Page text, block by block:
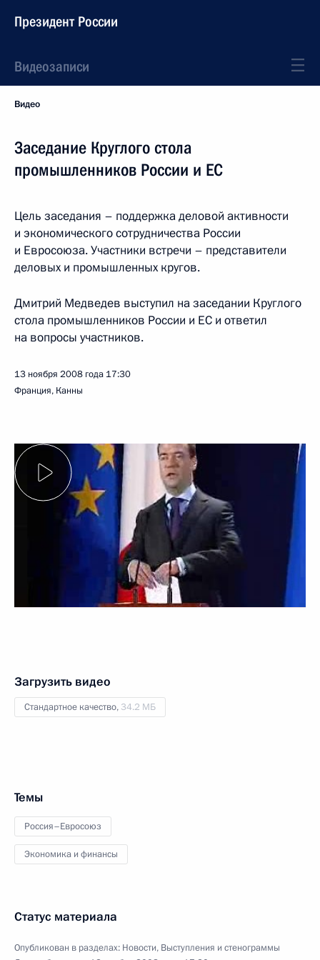
Президент России
Видеозаписи
Видео
Заседание Круглого стола
промышленников России и ЕС
Цель заседания – поддержка деловой активности
и экономического сотрудничества России
и Евросоюза. Участники встречи – представители
деловых и промышленных кругов.
Дмитрий Медведев выступил на заседании Круглого
стола промышленников России и ЕС и ответил
на вопросы участников.
13 ноября 2008 года 17:30
Франция, Канны
Загрузить видео
Стандартное качество, 34.2 МБ
Темы
Россия–Евросоюз
Экономика и финансы
Статус материала
Опубликован в разделах: Новости, Выступления и стенограммы